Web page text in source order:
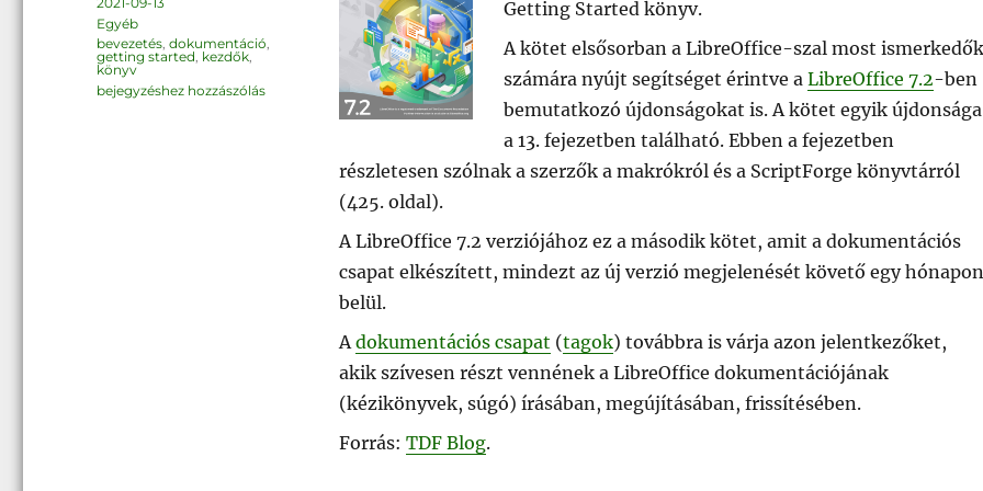
Getting Started könyv.
A kötet elsősorban a LibreOffice-szal most ismerkedők
számára nyújt segítséget érintve a LibreOffice 7.2-ben
bemutatkozó újdonságokat is. A kötet egyik újdonsága
a 13. fejezetben található. Ebben a fejezetben
részletesen szólnak a szerzők a makrókról és a ScriptForge könyvtárról
(425. oldal).
A LibreOffice 7.2 verziójához ez a második kötet, amit a dokumentációs
csapat elkészített, mindezt az új verzió megjelenését követő egy hónapon
belül.
A dokumentációs csapat (tagok) továbbra is várja azon jelentkezőket,
akik szívesen részt vennének a LibreOffice dokumentációjának
(kézikönyvek, súgó) írásában, megújításában, frissítésében.
Forrás: TDF Blog.
Kategória
Egyéb
Címke
bevezetés,dokumentáció,
getting started, kezdők,
könyv
LibreOffice
dokumentáció:
bejegyzéshez hozzászólás